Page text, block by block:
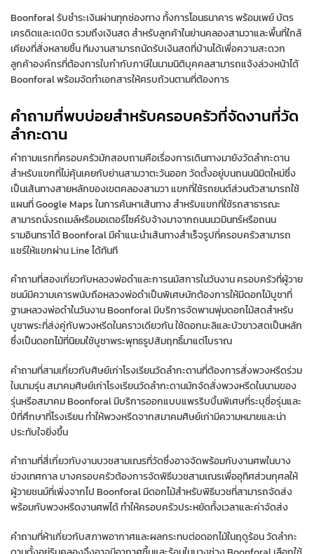
Boonforal รับชำระเงินผ่านทุกช่องทาง ทั้งการโอนธนาคาร พร้อมเพย์ บัตร
เครดิตและเดบิต รวมถึงเงินสด สำหรับลูกค้าในย่านคลองสามวาและพื้นที่ใกล้
เคียงที่สั่งหลายชิ้น ทีมงานสามารถนัดรับเงินสดที่บ้านได้เพื่อความสะดวก
ลูกค้าองค์กรที่ต้องการใบกำกับภาษีในนามนิติบุคคลสามารถแจ้งล่วงหน้าได้
Boonforal พร้อมจัดทำเอกสารให้ครบถ้วนตามที่ต้องการ
คำถามที่พบบ่อยสำหรับครอบครัวที่จัดงานที่วัด
ลำกะดาน
คำถามแรกที่ครอบครัวมักสอบถามคือเรื่องการเดินทางมายังวัดลำกะดาน
สำหรับแขกที่ไม่คุ้นเคยกับย่านสามวาตะวันออก วัดตั้งอยู่บนถนนนิมิตใหม่ซึ่ง
เป็นเส้นทางสายหลักของเขตคลองสามวา แขกที่ใช้รถยนต์ส่วนตัวสามารถใช้
แผนที่ Google Maps ในการค้นหาเส้นทาง สำหรับแขกที่ใช้รถสาธารณะ
สามารถนั่งรถเมล์หรือมอเตอร์ไซค์รับจ้างมาจากถนนนวมินทร์หรือถนน
รามอินทราได้ Boonforal มีคำแนะนำเส้นทางสำเร็จรูปที่ครอบครัวสามารถ
แชร์ให้แขกผ่าน Line ได้ทันที
คำถามที่สองเกี่ยวกับหลวงพ่อดำและการนมัสการในวันงาน ครอบครัวที่ผู้วาย
ชนม์มีความเคารพนับถือหลวงพ่อดำเป็นพิเศษมักต้องการให้มีดอกไม้บูชาที่
ฐานหลวงพ่อดำในวันงาน Boonforal มีบริการจัดพานพุ่มดอกไม้สดสำหรับ
บูชาพระที่ส่งคู่กับพวงหรีดในคราวเดียวกัน ใช้ดอกมะลิและบัวขาวสดเป็นหลัก
ซึ่งเป็นดอกไม้ที่นิยมใช้บูชาพระพุทธรูปสัมฤทธิ์มาแต่โบราณ
คำถามที่สามเกี่ยวกับศิษย์เก่าโรงเรียนวัดลำกะดานที่ต้องการสั่งพวงหรีดร่วม
ในนามรุ่น สมาคมศิษย์เก่าโรงเรียนวัดลำกะดานมักจัดสั่งพวงหรีดในนามของ
รุ่นหรือสมาคม Boonforal มีบริการออกแบบแพรริบบิ้นพิเศษที่ระบุชื่อรุ่นและ
ปีที่ศึกษาที่โรงเรียน ทำให้พวงหรีดจากสมาคมศิษย์เก่ามีความหมายและน่า
ประทับใจยิ่งขึ้น
คำถามที่สี่เกี่ยวกับงานบวชสามเณรที่วัดซึ่งอาจจัดพร้อมกับงานศพในบาง
ช่วงเทศกาล บางครอบครัวต้องการจัดพิธีบวชสามเณรเพื่ออุทิศส่วนกุศลให้
ผู้วายชนม์ที่เพิ่งจากไป Boonforal มีดอกไม้สำหรับพิธีบวชที่สามารถจัดส่ง
พร้อมกับพวงหรีดงานศพได้ ทำให้ครอบครัวประหยัดทั้งเวลาและค่าจัดส่ง
คำถามที่ห้าเกี่ยวกับสภาพอากาศและผลกระทบต่อดอกไม้ในฤดูร้อน วัดลำกะ